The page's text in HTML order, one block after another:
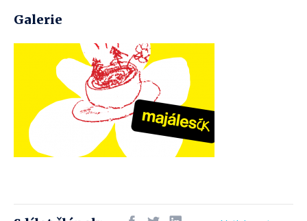
Galerie